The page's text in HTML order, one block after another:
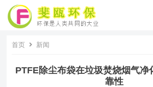
首页 新闻
PTFE除尘布袋在垃圾焚烧烟气净
靠性